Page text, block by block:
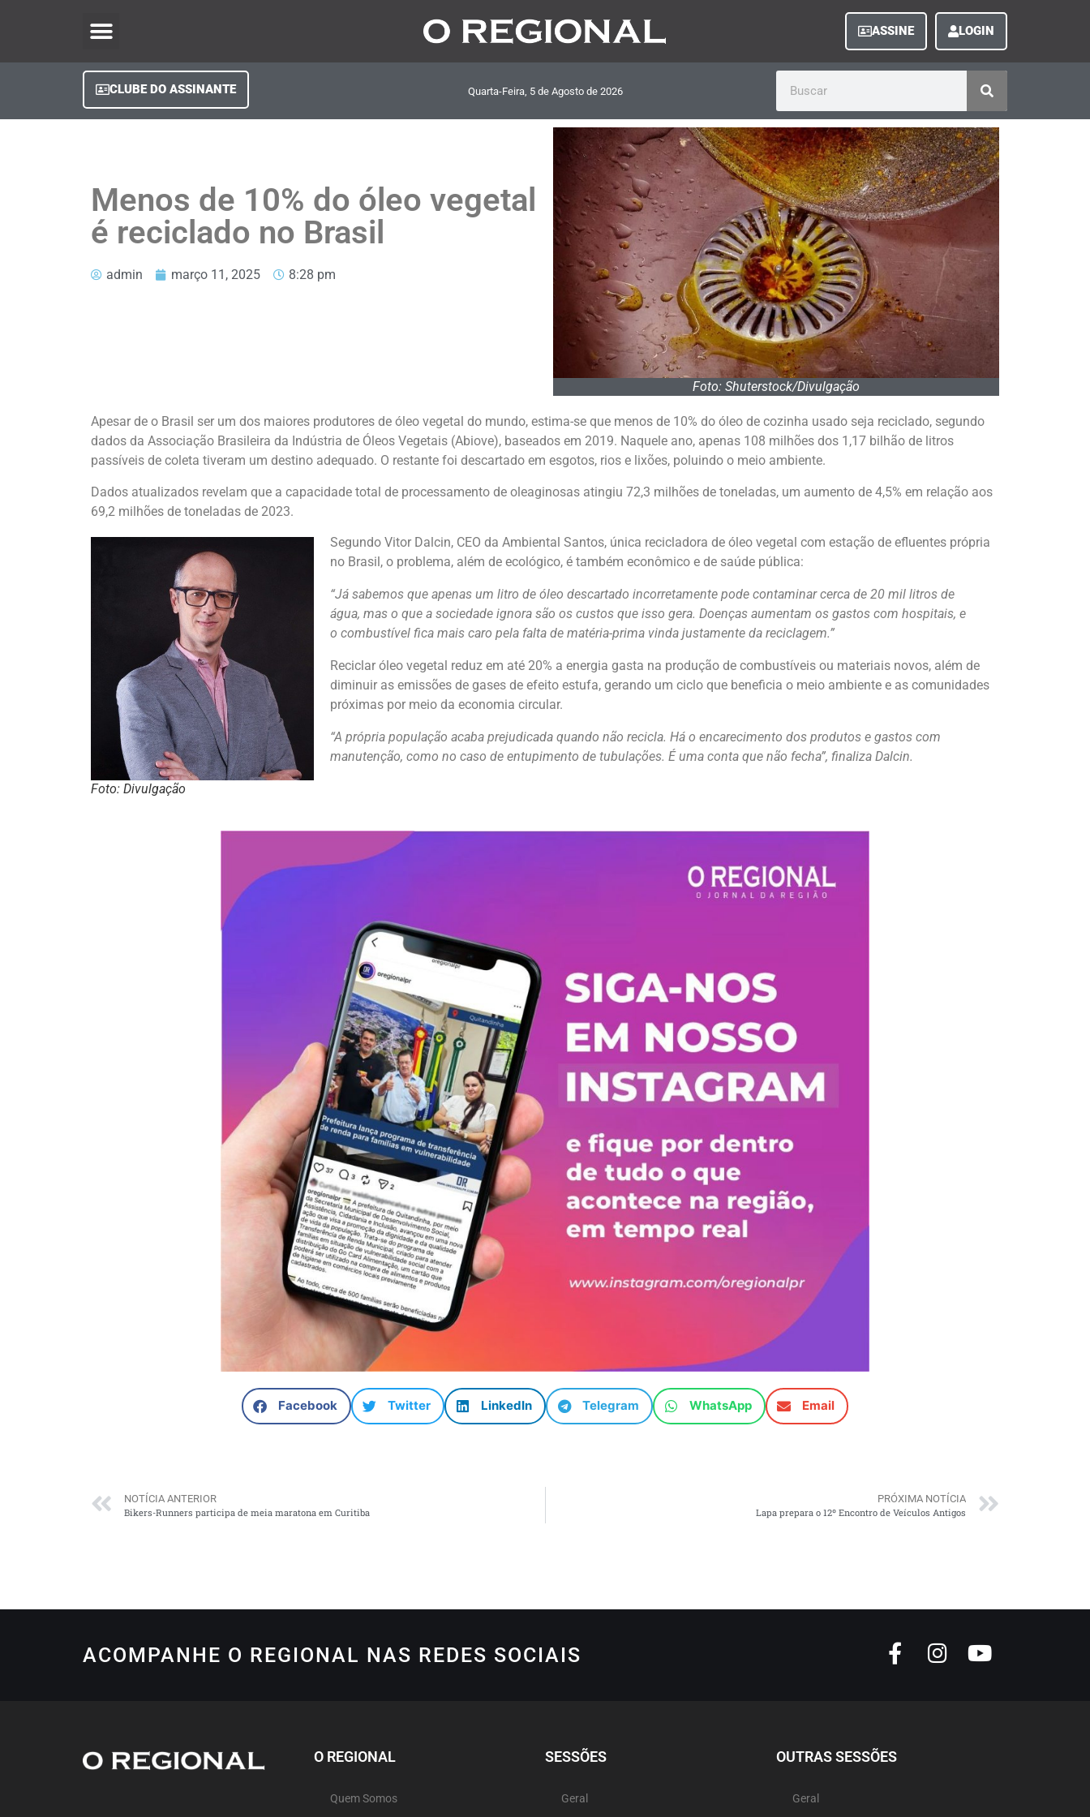
ASSINE LOGIN
CLUBE DO ASSINANTE Quarta-Feira, 5de Agostode 2026
Menos de 10% do óleo vegetal
é reciclado no Brasil
admin março 11, 2025 8:28 pm
Foto: Shuterstock/Divulgação
Apesar de o Brasil ser um dos maiores produtores de óleo vegetal do mundo, estima-se que menos de 10% do óleo de cozinha usado seja reciclado, segundo
dados da Associação Brasileira da Indústria de Óleos Vegetais (Abiove), baseados em 2019. Naquele ano, apenas 108 milhões dos 1,17 bilhão de litros
passíveis de coleta tiveram um destino adequado. O restante foi descartado em esgotos, rios e lixões, poluindo o meio ambiente.
Dados atualizados revelam que a capacidade total de processamento de oleaginosas atingiu 72,3 milhões de toneladas, um aumento de 4,5% em relação aos
69,2 milhões de toneladas de 2023.
Foto: Divulgação
Segundo Vitor Dalcin, CEO da Ambiental Santos, única recicladora de óleo vegetal com estação de efluentes própria
no Brasil, o problema, além de ecológico, é também econômico e de saúde pública:
“Já sabemos que apenas um litro de óleo descartado incorretamente pode contaminar cerca de 20 mil litros de
água, mas o que a sociedade ignora são os custos que isso gera. Doenças aumentam os gastos com hospitais, e
o combustível fica mais caro pela falta de matéria-prima vinda justamente da reciclagem.”
Reciclar óleo vegetal reduz em até 20% a energia gasta na produção de combustíveis ou materiais novos, além de
diminuir as emissões de gases de efeito estufa, gerando um ciclo que beneficia o meio ambiente e as comunidades
próximas por meio da economia circular.
“A própria população acaba prejudicada quando não recicla. Há o encarecimento dos produtos e gastos com
manutenção, como no caso de entupimento de tubulações. É uma conta que não fecha”, finaliza Dalcin.
Facebook Twitter LinkedIn Telegram WhatsApp Email
NOTÍCIA ANTERIOR
Bikers-Runners participa de meia maratona em Curitiba
PRÓXIMA NOTÍCIA
Lapa prepara o 12º Encontro de Veículos Antigos
ACOMPANHE O REGIONAL NAS REDES SOCIAIS
O REGIONAL
Quem Somos
SESSÕES
Geral
OUTRAS SESSÕES
Geral